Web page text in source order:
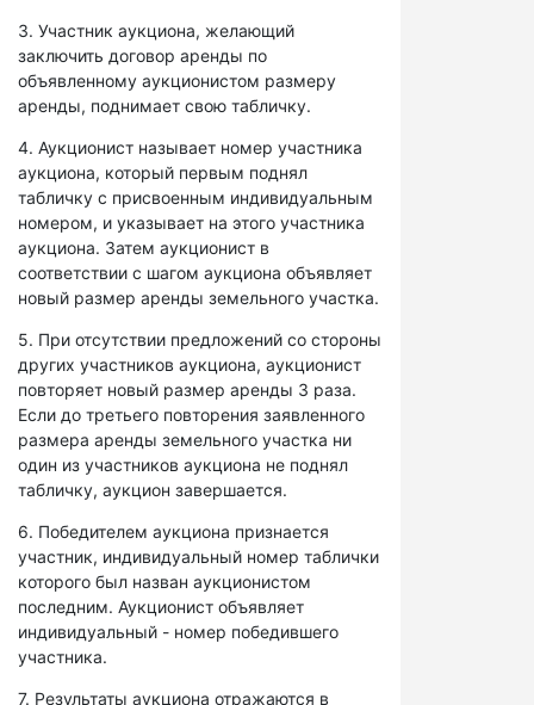
3. Участник аукциона, желающий
заключить договор аренды по
объявленному аукционистом размеру
аренды, поднимает свою табличку.
4. Аукционист называет номер участника
аукциона, который первым поднял
табличку с присвоенным индивидуальным
номером, и указывает на этого участника
аукциона. Затем аукционист в
соответствии с шагом аукциона объявляет
новый размер аренды земельного участка.
5. При отсутствии предложений со стороны
других участников аукциона, аукционист
повторяет новый размер аренды 3 раза.
Если до третьего повторения заявленного
размера аренды земельного участка ни
один из участников аукциона не поднял
табличку, аукцион завершается.
6. Победителем аукциона признается
участник, индивидуальный номер таблички
которого был назван аукционистом
последним. Аукционист объявляет
индивидуальный - номер победившего
участника.
7. Результаты аукциона отражаются в